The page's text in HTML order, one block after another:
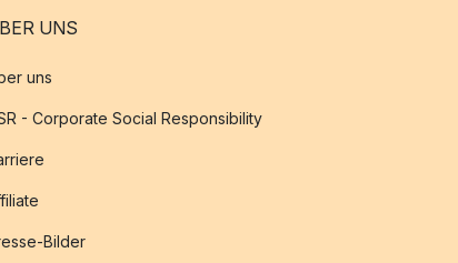
UNS
uns
- Corporate Social Responsibility
Bilder